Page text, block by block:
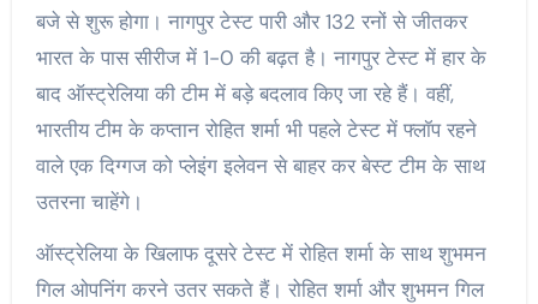
बजे से शुरू होगा। नागपुर टेस्ट पारी और 132 रनों से जीतकर
भारत के पास सीरीज में 1-0 की बढ़त है। नागपुर टेस्ट में हार के
बाद ऑस्ट्रेलिया की टीम में बड़े बदलाव किए जा रहे हैं। वहीं,
भारतीय टीम के कप्तान रोहित शर्मा भी पहले टेस्ट में फ्लॉप रहने
वाले एक दिग्गज को प्लेइंग इलेवन से बाहर कर बेस्ट टीम के साथ
उतरना चाहेंगे।
ऑस्ट्रेलिया के खिलाफ दूसरे टेस्ट में रोहित शर्मा के साथ शुभमन
गिल ओपनिंग करने उतर सकते हैं। रोहित शर्मा और शुभमन गिल